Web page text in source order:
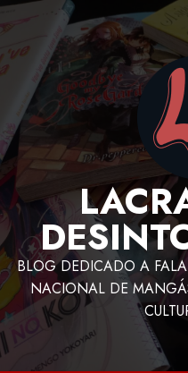
BLOG DEDICADO A
NACIONAL DE